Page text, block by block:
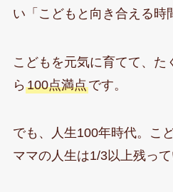
い「こどもと向き合える時
こどもを元気に育てて、た
ら 100点満点です。
でも、人生100年時代。こ
ママの人生は1/3以上残って